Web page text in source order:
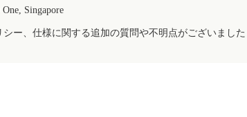
Singapore
ー、仕様に関する追加の質問や不明点がございまし